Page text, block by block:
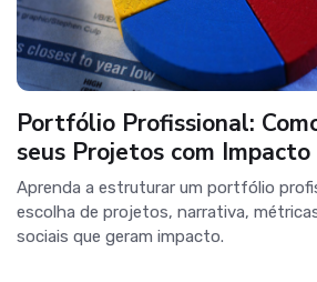
Portfólio Profissional:
seus Projetos com Impacto
Aprenda a estruturar um portfólio
escolha de projetos, narrativa,
sociais que geram impacto.